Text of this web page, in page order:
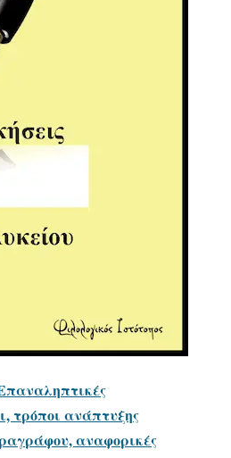
τρόποι ανάπτυξης
αναφορικές